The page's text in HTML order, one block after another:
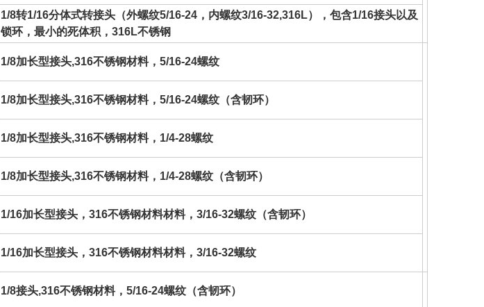
1/8转1/16分体式转接头（外螺纹5/16-24，内螺纹3/16-32,316L），包含1/16接头以及
锁环，最小的死体积，316L不锈钢
1/8加长型接头,316不锈钢材料，5/16-24螺纹
1/8加长型接头,316不锈钢材料，5/16-24螺纹（含韧环）
1/8加长型接头,316不锈钢材料，1/4-28螺纹
1/8加长型接头,316不锈钢材料，1/4-28螺纹（含韧环）
1/16加长型接头，316不锈钢材料材料，3/16-32螺纹（含韧环）
1/16加长型接头，316不锈钢材料材料，3/16-32螺纹
1/8接头,316不锈钢材料，5/16-24螺纹（含韧环）